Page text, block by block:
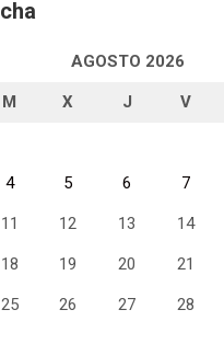
AGOSTO 2026
M X J V
4 5 6 7
11 12 13 14
18 19 20 21
25 26 27 28